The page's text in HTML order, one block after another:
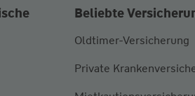
Beliebte
Oldtimer-Versicherung
Private